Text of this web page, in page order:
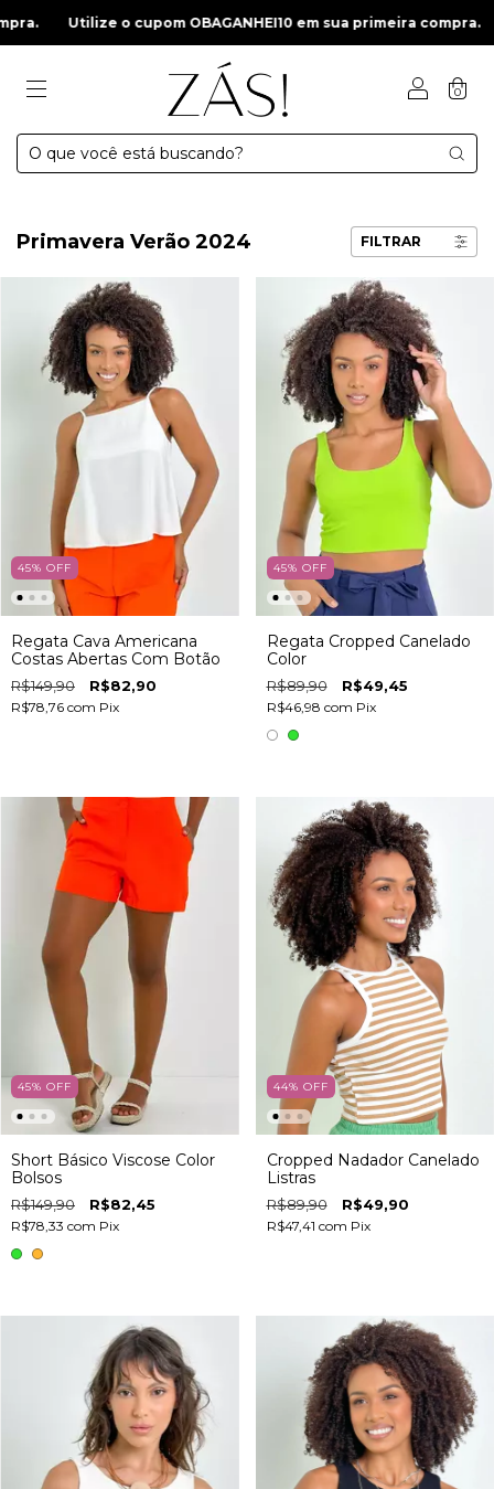
o cupom OBAGANHEI10 em sua primeira compra. Utilize o
0
Primavera Verão 2024 FILTRAR
45% OFF
Regata Cava Americana
Costas Abertas Com Botão
R$149,90 R$82,90
R$78,76 com Pix
45% OFF
Regata Cropped Canelado
Color
R$89,90 R$49,45
R$46,98 com Pix
45% OFF
Short Básico Viscose Color
Bolsos
R$149,90 R$82,45
R$78,33 com Pix
44% OFF
Cropped Nadador Canelado
Listras
R$89,90 R$49,90
R$47,41 com Pix